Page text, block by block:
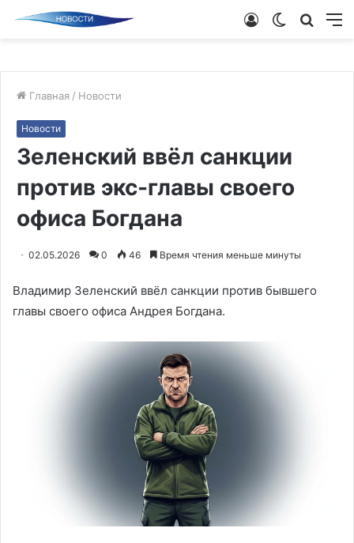
Поиск
Switch
Войти
Главная / Новости
Новости
Зеленский ввёл санкции
против экс-главы своего
офиса Богдана
02.05.2026 0 46 Время чтения меньше минуты
Владимир Зеленский ввёл санкции против бывшего
главы своего офиса Андрея Богдана.